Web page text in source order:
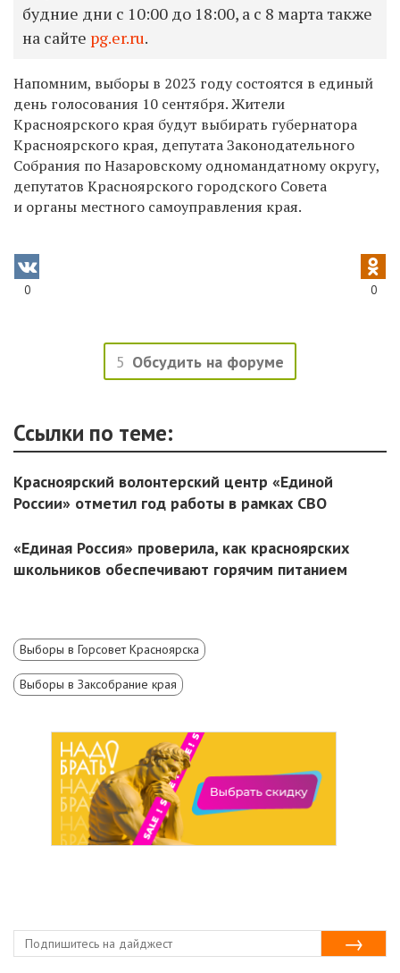
будние дни с 10:00 до 18:00, а с 8 марта также
на сайте pg.er.ru.
Напомним, выборы в 2023 году состоятся в единый
день голосования 10 сентября. Жители
Красноярского края будут выбирать губернатора
Красноярского края, депутата Законодательного
Собрания по Назаровскому одномандатному округу,
депутатов Красноярского городского Совета
и органы местного самоуправления края.
0 0
5 Обсудить на форуме
Ссылки по теме:
Красноярский волонтерский центр «Единой
России» отметил год работы в рамках СВО
«Единая Россия» проверила, как красноярских
школьников обеспечивают горячим питанием
Выборы в Горсовет Красноярска
Выборы в Заксобрание края